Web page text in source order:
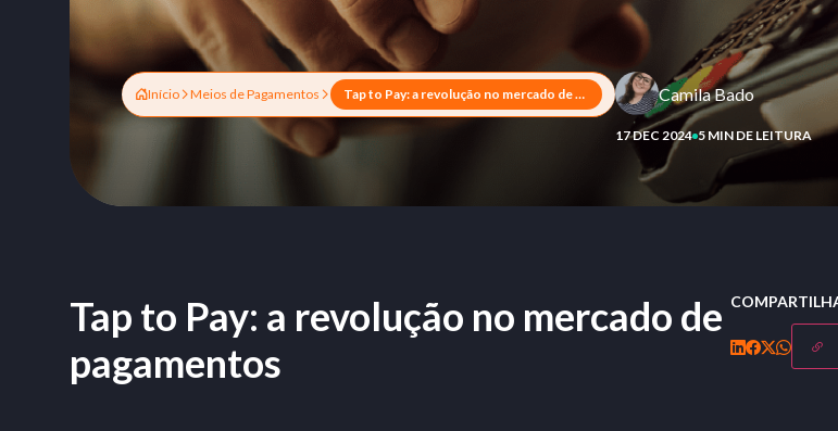
Início Meios de Pagamentos Tap to Pay: a revolução no mercado de pagamentos Camila Bado
17 DEC 2024 5 MIN DE LEITURA
Tap to Pay: a revolução no mercado de
pagamentos